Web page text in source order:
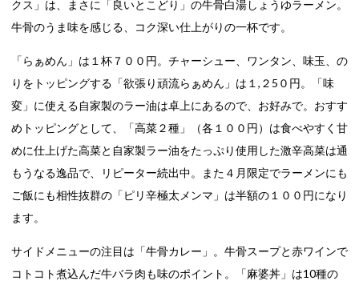
クス」は、まさに「良いとこどり」の牛骨白湯しょうゆラーメン。
牛骨のうま味を感じる、コク深い仕上がりの一杯です。
「らぁめん」は１杯７００円。チャーシュー、ワンタン、味玉、の
りをトッピングする「欲張り頑流らぁめん」は１,２5０円。「味
変」に使える自家製のラー油は卓上にあるので、お好みで。おすす
めトッピングとして、「高菜２種」（各１００円）は食べやすく甘
めに仕上げた高菜と自家製ラー油をたっぷり使用した激辛高菜は通
もうなる逸品で、リピーター続出中。また４月限定でラーメンにも
ご飯にも相性抜群の「ピリ辛極太メンマ」は半額の１００円になり
ます。
サイドメニューの注目は「牛骨カレー」。牛骨スープと赤ワインで
コトコト煮込んだ牛バラ肉も味のポイント。「麻婆丼」は10種の